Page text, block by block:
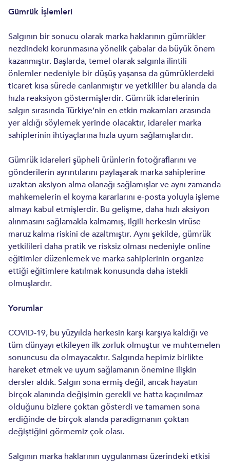
Gümrük İşlemleri
Salgının bir sonucu olarak marka haklarının gümrükler
nezdindeki korunmasına yönelik çabalar da büyük önem
kazanmıştır. Başlarda, temel olarak salgınla ilintili
önlemler nedeniyle bir düşüş yaşansa da gümrüklerdeki
ticaret kısa sürede canlanmıştır ve yetkililer bu alanda da
hızla reaksiyon göstermişlerdir. Gümrük idarelerinin
salgın sırasında Türkiye’nin en etkin makamları arasında
yer aldığı söylemek yerinde olacaktır, idareler marka
sahiplerinin ihtiyaçlarına hızla uyum sağlamışlardır.
Gümrük idareleri şüpheli ürünlerin fotoğraflarını ve
gönderilerin ayrıntılarını paylaşarak marka sahiplerine
uzaktan aksiyon alma olanağı sağlamışlar ve aynı zamanda
mahkemelerin el koyma kararlarını e-posta yoluyla işleme
almayı kabul etmişlerdir. Bu gelişme, daha hızlı aksiyon
alınmasını sağlamakla kalmamış, ilgili herkesin virüse
maruz kalma riskini de azaltmıştır. Aynı şekilde, gümrük
yetkilileri daha pratik ve risksiz olması nedeniyle online
eğitimler düzenlemek ve marka sahiplerinin organize
ettiği eğitimlere katılmak konusunda daha istekli
olmuşlardır.
Yorumlar
COVID-19, bu yüzyılda herkesin karşı karşıya kaldığı ve
tüm dünyayı etkileyen ilk zorluk olmuştur ve muhtemelen
sonuncusu da olmayacaktır. Salgında hepimiz birlikte
hareket etmek ve uyum sağlamanın önemine ilişkin
dersler aldık. Salgın sona ermiş değil, ancak hayatın
birçok alanında değişimin gerekli ve hatta kaçınılmaz
olduğunu bizlere çoktan gösterdi ve tamamen sona
erdiğinde de birçok alanda paradigmanın çoktan
değiştiğini görmemiz çok olası.
Salgının marka haklarının uygulanması üzerindeki etkisi